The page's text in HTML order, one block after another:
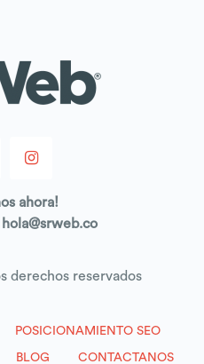
ahora!
hola@srweb.co
derechos reservados
POSICIONAMIENTO SEO
BLOG CONTACTANOS